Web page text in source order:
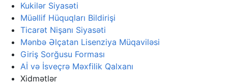
Kukilər Siyasəti
Müəllif Hüquqları Bildirişi
Ticarət Nişanı Siyasəti
Mənbə Əlçatan Lisenziya Müqaviləsi
Giriş Sorğusu Forması
Aİ və İsveçrə Məxfilik Qalxanı
Xidmətlər